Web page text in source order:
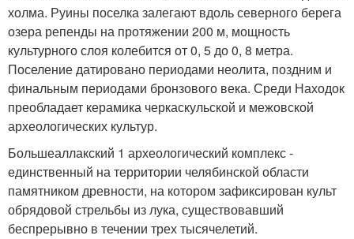
холма. Руины поселка залегают вдоль северного берега
озера репенды на протяжении 200 м, мощность
культурного слоя колебится от 0, 5 до 0, 8 метра.
Поселение датировано периодами неолита, поздним и
финальным периодами бронзового века. Среди Находок
преобладает керамика черкаскульской и межовской
археологических культур.
Большеаллакский 1 археологический комплекс -
единственный на территории челябинской области
памятником древности, на котором зафиксирован культ
обрядовой стрельбы из лука, существовавший
беспрерывно в течении трех тысячелетий.